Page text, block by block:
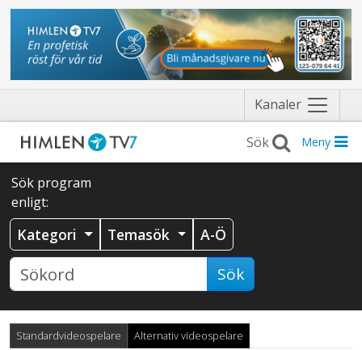
Kanaler Näytä
valikko
Meny
Sök program
enligt:
Kategori Temasök A-Ö
Sök
Standardvideospelare Alternativ videospelare